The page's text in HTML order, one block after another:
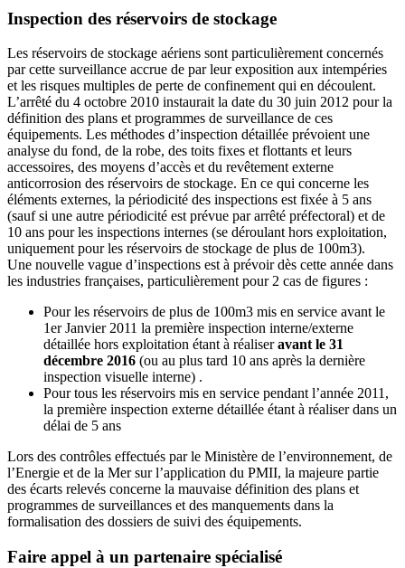
Inspection des réservoirs de stockage
Les réservoirs de stockage aériens sont particulièrement concernés
par cette surveillance accrue de par leur exposition aux intempéries
et les risques multiples de perte de confinement qui en découlent.
L’arrêté du 4 octobre 2010 instaurait la date du 30 juin 2012 pour la
définition des plans et programmes de surveillance de ces
équipements. Les méthodes d’inspection détaillée prévoient une
analyse du fond, de la robe, des toits fixes et flottants et leurs
accessoires, des moyens d’accès et du revêtement externe
anticorrosion des réservoirs de stockage. En ce qui concerne les
éléments externes, la périodicité des inspections est fixée à 5 ans
(sauf si une autre périodicité est prévue par arrêté préfectoral) et de
10 ans pour les inspections internes (se déroulant hors exploitation,
uniquement pour les réservoirs de stockage de plus de 100m3).
Une nouvelle vague d’inspections est à prévoir dès cette année dans
les industries françaises, particulièrement pour 2 cas de figures :
Pour les réservoirs de plus de 100m3 mis en service avant le
1er Janvier 2011 la première inspection interne/externe
détaillée hors exploitation étant à réaliseravant le 31
décembre 2016 (ou au plus tard 10 ans après la dernière
inspection visuelle interne) .
Pour tous les réservoirs mis en service pendant l’année 2011,
la première inspection externe détaillée étant à réaliser dans un
délai de 5 ans
Lors des contrôles effectués par le Ministère de l’environnement, de
l’Energie et de la Mer sur l’application du PMII, la majeure partie
des écarts relevés concerne la mauvaise définition des plans et
programmes de surveillances et des manquements dans la
formalisation des dossiers de suivi des équipements.
Faire appel à un partenaire spécialisé